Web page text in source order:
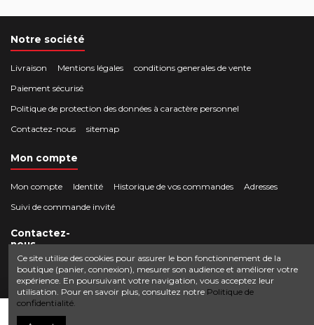
Notre société
Livraison Mentions légales
conditions generales de vente
Paiement sécurisé
Politique de protection des données à caractère personnel
Contactez-nous
sitemap
Mon compte
Mon compte Identité Historique de vos commandes
Adresses
Suivi de commande invité
Contactez-
nous
Crocbois-motoculture.com
50 route de Villefort 48800 Pied-de-Borne
0624436257
contact@crocbois-motoculture.com
Ce site utilise des cookies pour assurer le bon fonctionnement de la
boutique (panier, connexion), mesurer son audience et améliorer votre
expérience. En poursuivant votre navigation, vous acceptez leur
utilisation. Pour en savoir plus, consultez notre Politique de
confidentialité.